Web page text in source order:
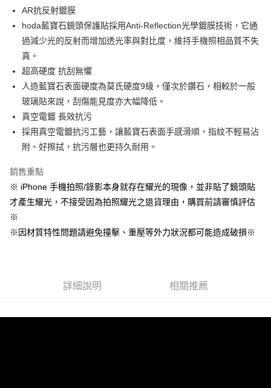
悠遊付
AFTEE先享後付
相關說明
【關於「AFTEE先享後付」】
AFTEE先享後付是「在收到商品之後才付款」的支付方式。 讓您購物簡單
１．簡單：不需註冊會員、不需綁卡、不需儲值。
２．便利：只要手機號碼，簡訊認證，即可結帳。
３．安心：先確認商品／服務後，再付款。
【「AFTEE先享後付」結帳流程】
１．於結帳方式選擇「AFTEE先享後付」後，將跳轉至「AFTEE先享後付」
２．訂單成立數日內，您將收到繳費通知簡訊。
３．收到繳費通知簡訊後14天內，點擊此簡訊中的連結，可透過四大超商／
ATM／網路銀行／等多元方式進行付款，方視為交易完成。
※ 請注意：結帳手續完成當下不需立刻繳費，但若您需要取消訂單，請聯絡
後付繳納相關費用。
※ 交易是否成功請以「AFTEE先享後付 」之結帳頁面顯示為準，若有關於
１．透過由恩沛科技股份有限公司提供之「AFTEE先享後付」服務完成之交
２．關於個人資料處理事宜，請瀏覽以下網址：
ATM付款
運送方式
全家取貨付款
每筆NT$60，滿NT$499(含以上)免運費
每筆NT$60，滿NT$499(含以上)免運費
7-11取貨付款
付款後7-11取貨
每筆NT$63，滿NT$499(含以上)免運費
AR抗反射鍍膜
hoda藍寶石鏡頭保護貼採用Anti-Reflection光學鍍膜技術，它通
過減少光的反射而增加透光率與對比度，維持手機照相品質不失
真。
超高硬度 抗刮無懼
人造藍寶石表面硬度為莫氏硬度9級，僅次於鑽石，相較於一般
玻璃貼來說，刮傷能見度亦大幅降低。
真空電鍍 長效抗污
採用真空電鍍抗污工藝，讓藍寶石表面手感滑順，指紋不輕易沾
附、好擦拭，抗污層也更持久耐用。
銷售重點
※ iPhone 手機拍照/錄影本身就存在耀光的現像，並非貼了鏡頭貼
才產生耀光，不接受因為拍照耀光之退貨理由，購買前請審慎評估
※
※因材質特性問題請避免撞擊、重壓等外力狀況都可能造成破損※
詳細說明 相關推薦